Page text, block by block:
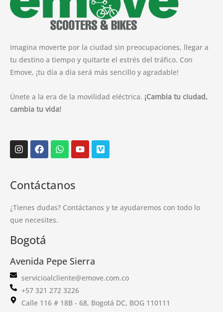
Imagina moverte por la ciudad sin preocupaciones, llegar a
tu destino a tiempo y quitarte el estrés del tráfico. Con
Emove, ¡tu día a día será más sencillo y agradable!
Únete a la era de la movilidad eléctrica. ¡Cambia tu ciudad,
cambia tu vida!
Instagram
FacebookWhatsapp
YoutubeVimeo
Contáctanos
¿Tienes dudas? Contáctanos y te ayudaremos con todo lo
que necesites.
Bogotá
Avenida Pepe Sierra
servicioalcliente@emove.com.co
+57 321 272 3226
Calle 116 # 18B - 68, Bogotá DC, BOG 110111